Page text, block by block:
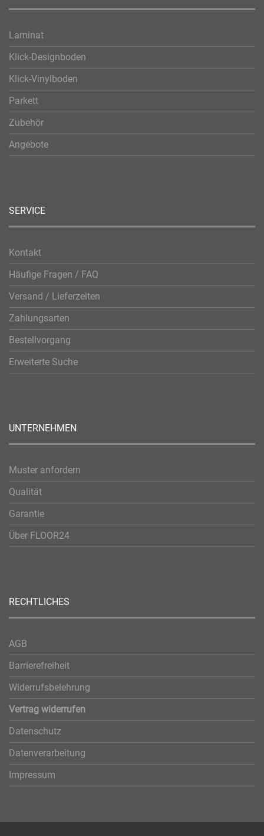
Laminat
Klick-Designboden
Klick-Vinylboden
Parkett
Zubehör
Angebote
SERVICE
Kontakt
Häufige Fragen / FAQ
Versand / Lieferzeiten
Zahlungsarten
Bestellvorgang
Erweiterte Suche
UNTERNEHMEN
Muster anfordern
Qualität
Garantie
Über FLOOR24
RECHTLICHES
AGB
Barrierefreiheit
Widerrufsbelehrung
Vertrag widerrufen
Datenschutz
Datenverarbeitung
Impressum